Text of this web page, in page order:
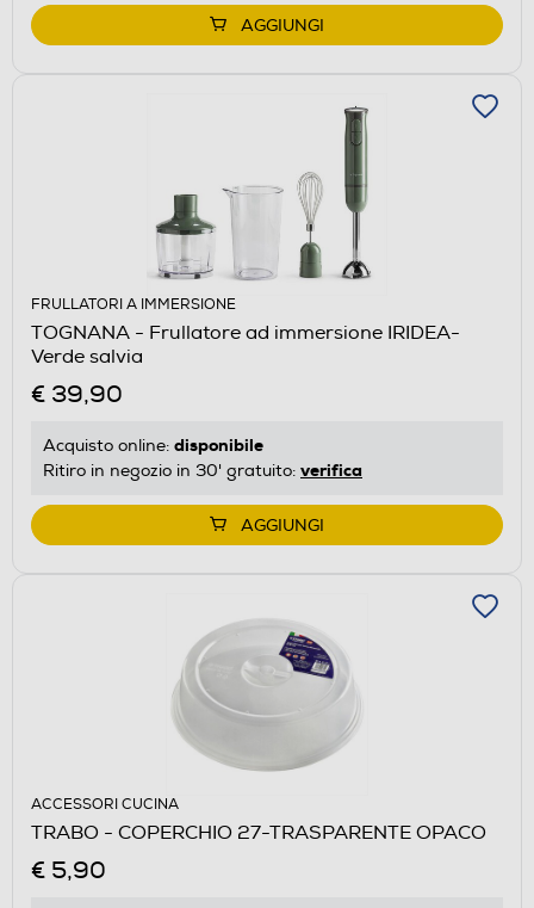
AGGIUNGI
FRULLATORI A IMMERSIONE
TOGNANA - Frullatore ad immersione IRIDEA-
Verde salvia
€ 39,90
Acquisto online: disponibile
Ritiro in negozio in 30' gratuito: verifica
AGGIUNGI
ACCESSORI CUCINA
TRABO - COPERCHIO 27-TRASPARENTE OPACO
€ 5,90